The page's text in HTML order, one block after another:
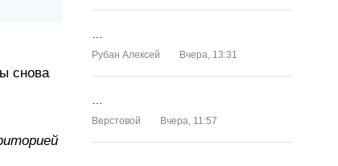
снова
Рубан Алексей Вчера, 13:31
Верстовой Вчера, 11:57